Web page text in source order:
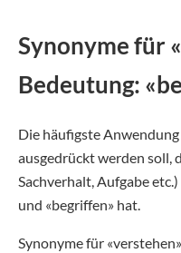
Synonyme für
Bedeutung:
Die häufigste
ausgedrückt werden soll,
Sachverhalt, Aufgabe
und «begriffen» hat.
Synonyme für